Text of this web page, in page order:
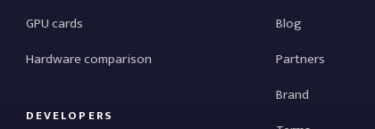
GPU cards
Hardware comparison
DEVELOPERS
Blog
Partners
Brand